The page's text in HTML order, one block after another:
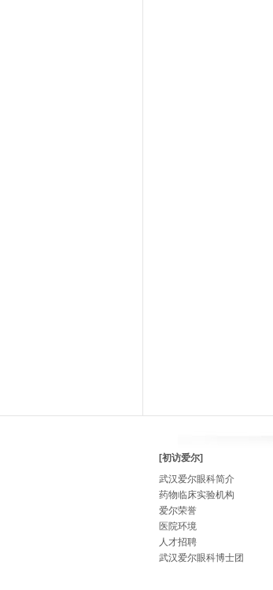
[初访爱尔]
武汉爱尔眼科简介
药物临床实验机构
爱尔荣誉
医院环境
人才招聘
武汉爱尔眼科博士团